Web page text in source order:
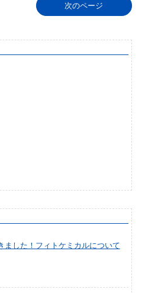
次のページ
ました！フィトケミカルについて